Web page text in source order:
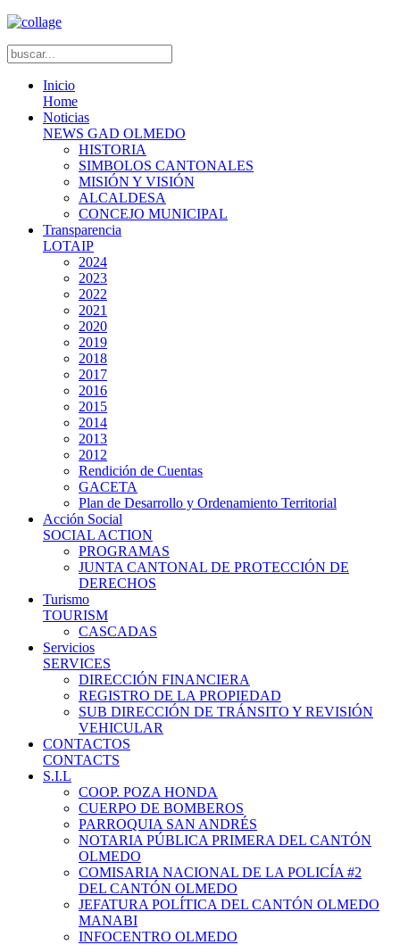
Inicio
Home
Noticias
NEWS GAD OLMEDO
HISTORIA
SIMBOLOS CANTONALES
MISIÓN Y VISIÓN
ALCALDESA
CONCEJO MUNICIPAL
Transparencia
LOTAIP
2024
2023
2022
2021
2020
2019
2018
2017
2016
2015
2014
2013
2012
Rendición de Cuentas
GACETA
Plan de Desarrollo y Ordenamiento Territorial
Acción Social
SOCIAL ACTION
PROGRAMAS
JUNTA CANTONAL DE PROTECCIÓN DE
DERECHOS
Turismo
TOURISM
CASCADAS
Servicios
SERVICES
DIRECCIÓN FINANCIERA
REGISTRO DE LA PROPIEDAD
SUB DIRECCIÓN DE TRÁNSITO Y REVISIÓN
VEHICULAR
CONTACTOS
CONTACTS
S.I.L
COOP. POZA HONDA
CUERPO DE BOMBEROS
PARROQUIA SAN ANDRÉS
NOTARIA PÚBLICA PRIMERA DEL CANTÓN
OLMEDO
COMISARIA NACIONAL DE LA POLICÍA #2
DEL CANTÓN OLMEDO
JEFATURA POLÍTICA DEL CANTÓN OLMEDO
MANABI
INFOCENTRO OLMEDO